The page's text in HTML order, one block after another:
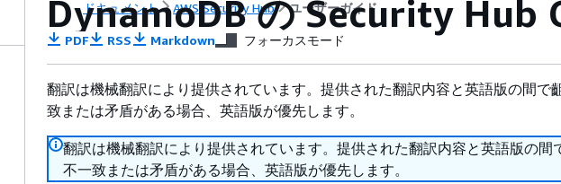
ドキュメント AWS Security Hub ユーザーガイド
DynamoDB の Security Hub
PDF RSS Markdown フォーカスモード
翻訳は機械翻訳により提供されています。提供された翻訳内容と英語版の間で
致または矛盾がある場合、英語版が優先します。
翻訳は機械翻訳により提供されています。提供された翻訳内容と英語版の間
不一致または矛盾がある場合、英語版が優先します。